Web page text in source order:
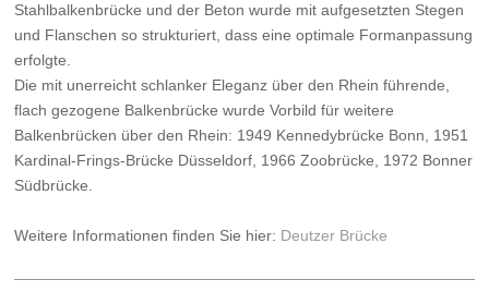
Stahlbalkenbrücke und der Beton wurde mit aufgesetzten Stegen
und Flanschen so strukturiert, dass eine optimale Formanpassung
erfolgte.
Die mit unerreicht schlanker Eleganz über den Rhein führende,
flach gezogene Balkenbrücke wurde Vorbild für weitere
Balkenbrücken über den Rhein: 1949 Kennedybrücke Bonn, 1951
Kardinal-Frings-Brücke Düsseldorf, 1966 Zoobrücke, 1972 Bonner
Südbrücke.
Weitere Informationen finden Sie hier: Deutzer Brücke